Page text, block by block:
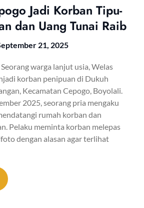
Jadi Korban Tipu-
dan Uang Tunai Raib
21, 2025
warga lanjut usia, Welas
korban penipuan di Dukuh
Kecamatan Cepogo, Boyolali.
2025, seorang pria mengaku
rumah korban dan
Pelaku meminta korban melepas
dengan alasan agar terlihat